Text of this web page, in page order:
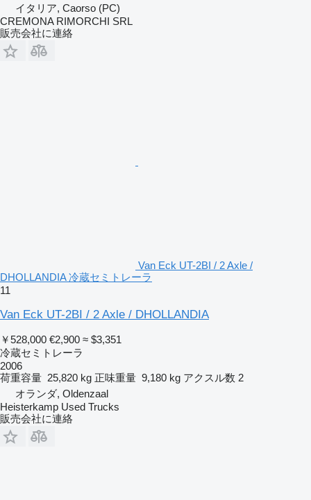
イタリア, Caorso (PC)
CREMONA RIMORCHI SRL
販売会社に連絡
Van Eck UT-2BI / 2 Axle /
DHOLLANDIA 冷蔵セミトレーラ
11
Van Eck UT-2BI / 2 Axle / DHOLLANDIA
￥528,000 €2,900 ≈ $3,351
冷蔵セミトレーラ
2006
荷重容量 25,820 kg 正味重量 9,180 kg アクスル数 2
オランダ, Oldenzaal
Heisterkamp Used Trucks
販売会社に連絡